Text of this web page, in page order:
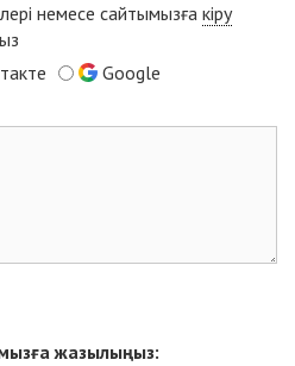
немесе сайтымызға кіру
Google
жазылыңыз: